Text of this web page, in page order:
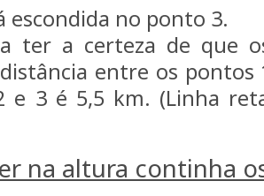
escondida no ponto 3.
ter a certeza de que
entre os pontos
e 3 é 5,5 km. (Linha
na altura continha